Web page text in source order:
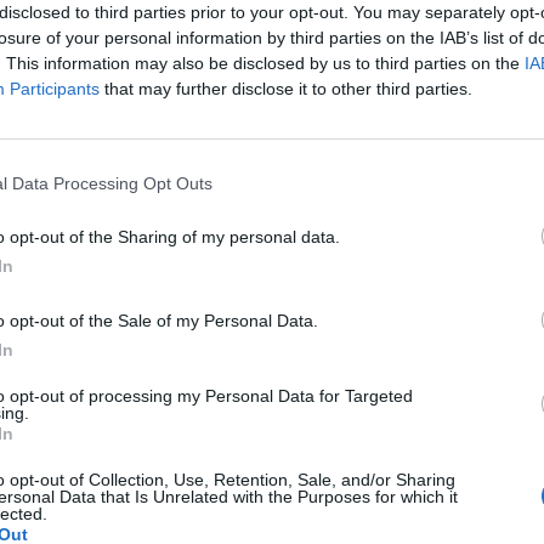
to third parties prior to your opt-out. You may separately
of your personal information by third parties on the IAB’s list of
This information may also be disclosed by us to third parties on the
Participants that may further disclose it to other third parties.
Data Processing Opt Outs
opt-out of the Sharing of my personal data.
opt-out of the Sale of my Personal Data.
opt-out of processing my Personal Data for Targeted
opt-out of Collection, Use, Retention, Sale, and/or Sharing
Data that Is Unrelated with the Purposes for which it
(giunta alla sua seconda edizione) per
le adozioni nei canili comunali di
presepe itinerante dalle 10,30 alle 14,
itinerante da piazza San Giovanni in
11, la manifestazione «Corsa del
di piazzale delle Canestre.
Rudy Giuliani a Come States?
americana